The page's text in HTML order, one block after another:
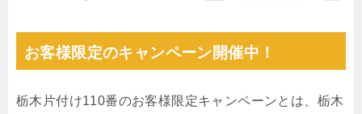
お客様限定のキャンペーン開催中！
栃木片付け110番のお客様限定キャンペーンとは、栃木